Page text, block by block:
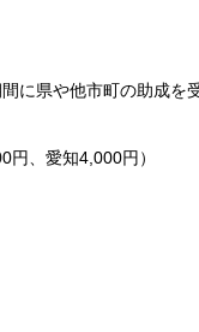
県や他市町の助成を
、愛知4,000円）